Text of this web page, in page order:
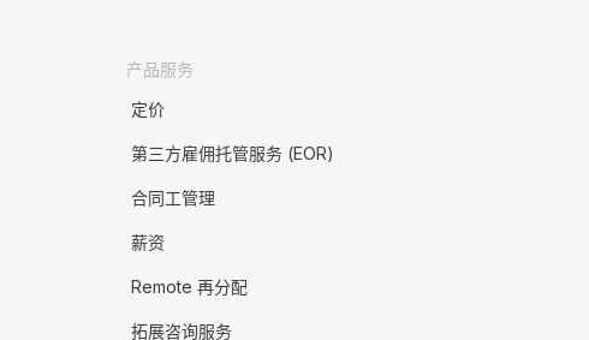
产品服务
定价
第三方雇佣托管服务 (EOR)
合同工管理
薪资
Remote 再分配
拓展咨询服务